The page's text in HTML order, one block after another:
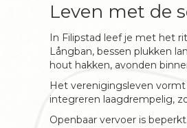
Leven met de
In Filipstad leef je met het
Långban, bessen plukken
hout hakken, avonden
Het verenigingsleven
integreren laagdrempelig,
Openbaar vervoer is